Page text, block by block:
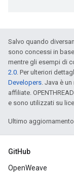
Salvo quando
sono concessi in
mentre gli esempi di
2.0. Per ulteriori
Developers. Java è
affiliate.
e sono utilizzati su
Ultimo aggiornamento
GitHub
OpenWeave